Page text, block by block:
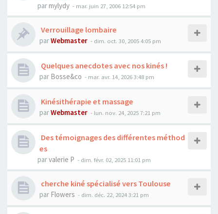
parmylydy - mar. juin 27, 2006 12:54 pm
Verrouillage lombaire
parWebmaster - dim. oct. 30, 2005 4:05 pm
Quelques anecdotes avec nos kinés !
par Bosse&co - mar. avr. 14, 2026 3:48 pm
Kinésithérapie et massage
parWebmaster - lun. nov. 24, 2025 7:21 pm
Des témoignages des différentes méthod
es
parvalerie P - dim. févr. 02, 2025 11:01 pm
cherche kiné spécialisé vers Toulouse
par Flowers - dim. déc. 22, 2024 3:21 pm